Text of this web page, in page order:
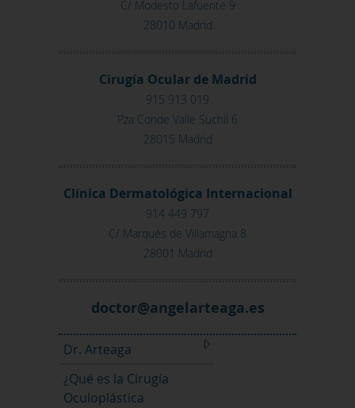
C/ Modesto Lafuente 9
28010 Madrid
Cirugía Ocular de Madrid
915 913 019
Pza Conde Valle Suchil 6
28015 Madrid
Clínica Dermatológica Internacional
914 449 797
C/ Marqués de Villamagna 8
28001 Madrid
se.agaetralegna@rotcod
Dr. Arteaga
¿Qué es la Cirugía
Oculoplástica